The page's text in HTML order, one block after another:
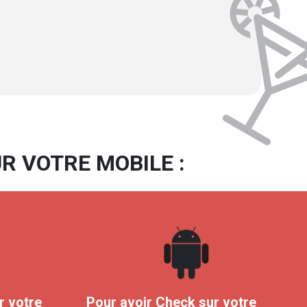
VOTRE MOBILE :
votre Pour avoir Check sur votre